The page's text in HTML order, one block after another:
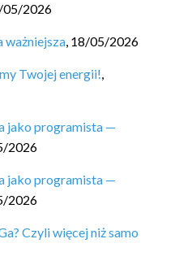
05/2026
ważniejsza, 18/05/2026
Twojej energii!,
jako programista —
2026
jako programista —
2026
Czyli więcej niż samo